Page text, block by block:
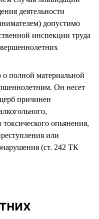
деятельности
допустимо
инспекции труда
о полной материальной
Он несет
причинен
опьянения,
или
(ст. 242 ТК